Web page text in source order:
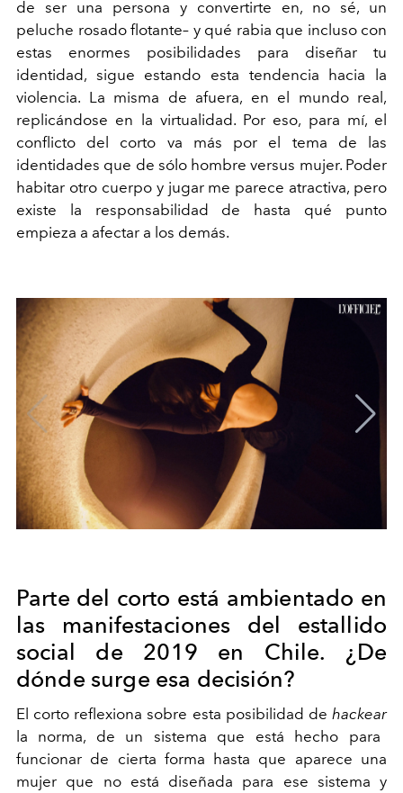
de ser una persona y convertirte en, no sé, un
peluche rosado flotante– y qué rabia que incluso con
estas enormes posibilidades para diseñar tu
identidad, sigue estando esta tendencia hacia la
violencia. La misma de afuera, en el mundo real,
replicándose en la virtualidad. Por eso, para mí, el
conflicto del corto va más por el tema de las
identidades que de sólo hombre versus mujer. Poder
habitar otro cuerpo y jugar me parece atractiva, pero
existe la responsabilidad de hasta qué punto
empieza a afectar a los demás.
Parte del corto está ambientado en
las manifestaciones del estallido
social de 2019 en Chile. ¿De
dónde surge esa decisión?
El corto reflexiona sobre esta posibilidad de hackear
la norma, de un sistema que está hecho para
funcionar de cierta forma hasta que aparece una
mujer que no está diseñada para ese sistema y